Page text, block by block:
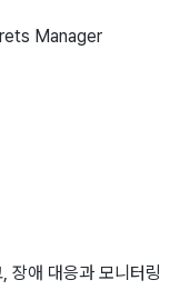
Manager
장애 대응과 모니터링